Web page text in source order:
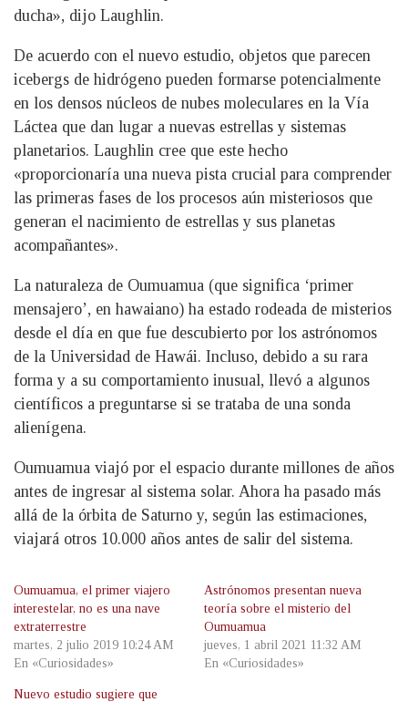
ducha», dijo Laughlin.
De acuerdo con el nuevo estudio, objetos que parecen
icebergs de hidrógeno pueden formarse potencialmente
en los densos núcleos de nubes moleculares en la Vía
Láctea que dan lugar a nuevas estrellas y sistemas
planetarios. Laughlin cree que este hecho
«proporcionaría una nueva pista crucial para comprender
las primeras fases de los procesos aún misteriosos que
generan el nacimiento de estrellas y sus planetas
acompañantes».
La naturaleza de Oumuamua (que significa ‘primer
mensajero’, en hawaiano) ha estado rodeada de misterios
desde el día en que fue descubierto por los astrónomos
de la Universidad de Hawái. Incluso, debido a su rara
forma y a su comportamiento inusual, llevó a algunos
científicos a preguntarse si se trataba de una sonda
alienígena.
Oumuamua viajó por el espacio durante millones de años
antes de ingresar al sistema solar. Ahora ha pasado más
allá de la órbita de Saturno y, según las estimaciones,
viajará otros 10.000 años antes de salir del sistema.
Oumuamua, el primer viajero
interestelar, no es una nave
extraterrestre
martes, 2 julio 2019 10:24 AM
En «Curiosidades»
Astrónomos presentan nueva
teoría sobre el misterio del
Oumuamua
jueves, 1 abril 2021 11:32 AM
En «Curiosidades»
Nuevo estudio sugiere que